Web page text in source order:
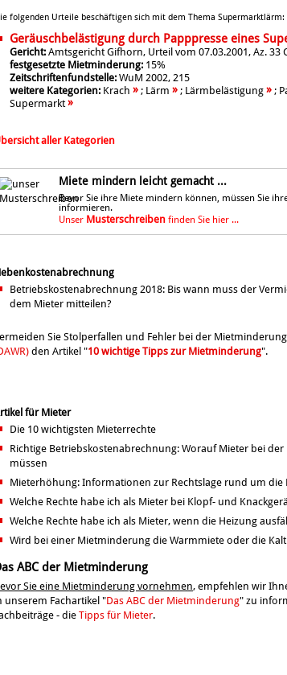
folgenden Urteile beschäftigen sich mit dem Thema Supermarktlärm:
Geräuschbelästigung durch Papppresse eines
Gericht: Amtsgericht Gifhorn, Urteil vom 07.03.2001, Az. 33
festgesetzte Mietminderung: 15%
Zeitschriftenfundstelle: WuM 2002, 215
weitere Kategorien: Krach » ; Lärm » ; Lärmbelästigung » ;
Supermarkt »
aller Kategorien
Miete mindern leicht gemacht ...
Bevor Sie ihre Miete mindern können, müssen Sie
informieren.
Unser Musterschreiben finden Sie hier ...
Betriebskostenabrechnung 2018: Bis wann muss der
dem Mieter mitteilen?
Sie Stolperfallen und Fehler bei der
den Artikel "10 wichtige Tipps zur Mietminderung".
für Mieter
Die 10 wichtigsten Mieterrechte
Richtige Betriebskostenabrechnung: Worauf Mieter bei
müssen
Mieterhöhung: Informationen zur Rechtslage rund um
Welche Rechte habe ich als Mieter bei Klopf- und
Welche Rechte habe ich als Mieter, wenn die Heizung
Wird bei einer Mietminderung die Warmmiete oder die
ABC der Mietminderung
Sie eine Mietminderung vornehmen, empfehlen wir
unserem Fachartikel "Das ABC der Mietminderung" zu
- die Tipps für Mieter.